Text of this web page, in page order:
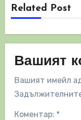
Related Post
Вашият
Вашият имейл
Коментар: *